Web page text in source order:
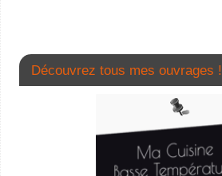
Découvrez tous mes ouvrages !